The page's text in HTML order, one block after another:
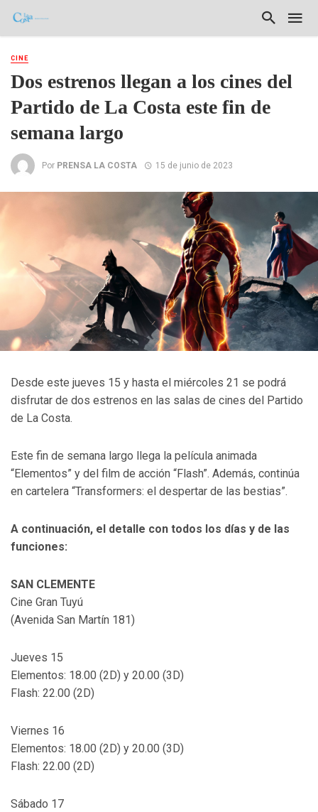
CINE
Dos estrenos llegan a los cines del
Partido de La Costa este fin de
semana largo
Por PRENSA LA COSTA 15 de junio de 2023
Desde este jueves 15 y hasta el miércoles 21 se podrá
disfrutar de dos estrenos en las salas de cines del Partido
de La Costa.
Este fin de semana largo llega la película animada
“Elementos” y del film de acción “Flash”. Además, continúa
en cartelera “Transformers: el despertar de las bestias”.
A continuación, el detalle con todos los días y de las
funciones:
SAN CLEMENTE
Cine Gran Tuyú
(Avenida San Martín 181)
Jueves 15
Elementos: 18.00 (2D) y 20.00 (3D)
Flash: 22.00 (2D)
Viernes 16
Elementos: 18.00 (2D) y 20.00 (3D)
Flash: 22.00 (2D)
Sábado 17